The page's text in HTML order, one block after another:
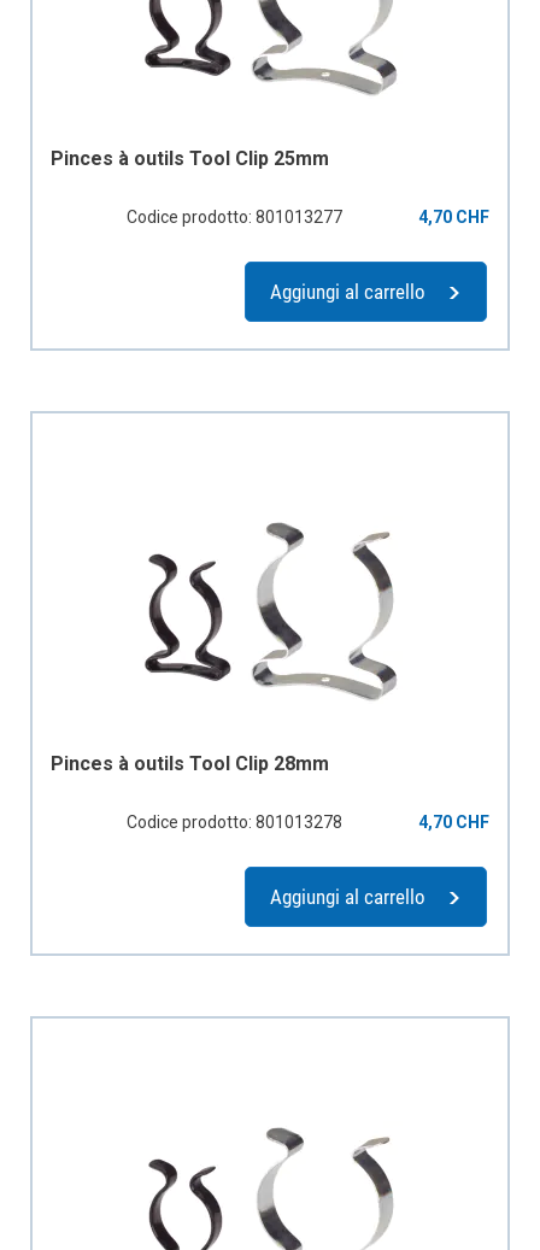
Pinces à outils Tool Clip 25mm
Codice prodotto: 801013277 4,70 CHF
Aggiungi al carrello
Pinces à outils Tool Clip 28mm
Codice prodotto: 801013278 4,70 CHF
Aggiungi al carrello